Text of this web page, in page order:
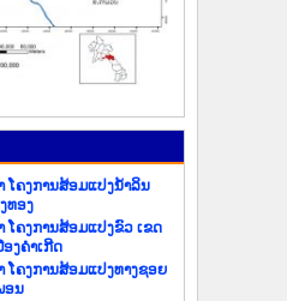
ໂຄງການສ້ອມແປງນ້ຳລິນ
ທອງ
ໂຄງການສ້ອມແປງຂົວ ເຂດ
ງຄຳເກີດ
ໂຄງການສ້ອມແປງທາງຊອຍ
ອນ